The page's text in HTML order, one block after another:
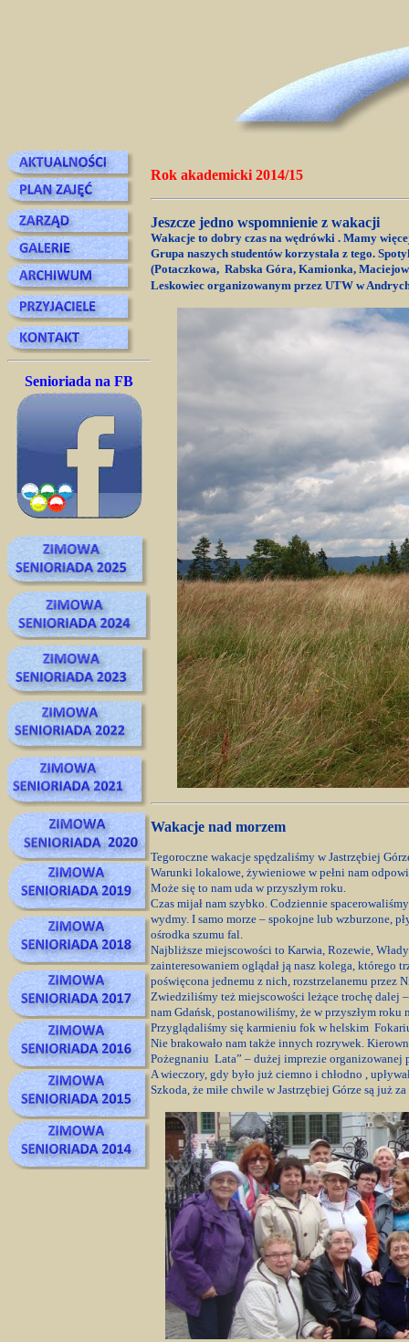
Senioriada na FB
Rok akademicki 2014/15
Jeszcze jedno wspomnienie z wakacji
Wakacje to dobry czas na wędrówki . Mamy
Grupa naszych studentów korzystała z tego.
(Potaczkowa, Rabska Góra, Kamionka,
Leskowiec organizowanym przez UTW w
Wakacje nad morzem
Tegoroczne wakacje spędzaliśmy w Jastrzębiej
Warunki lokalowe, żywieniowe w pełni nam
Może się to nam uda w przyszłym roku.
Czas mijał nam szybko. Codziennie
wydmy. I samo morze – spokojne lub wzburzone,
ośrodka szumu fal.
Najbliższe miejscowości to Karwia, Rozewie,
zainteresowaniem oglądał ją nasz kolega,
poświęcona jednemu z nich, rozstrzelanemu przez
Zwiedziliśmy też miejscowości leżące trochę dalej
nam Gdańsk, postanowiliśmy, że w przyszłym
Przyglądaliśmy się karmieniu fok w helskim
Nie brakowało nam także innych rozrywek.
Pożegnaniu Lata” – dużej imprezie organizowanej
A wieczory, gdy było już ciemno i chłodno ,
Szkoda, że miłe chwile w Jastrzębiej Górze są już